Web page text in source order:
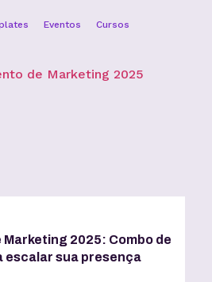
Eventos Cursos
2025: Combo de
escalar sua presença